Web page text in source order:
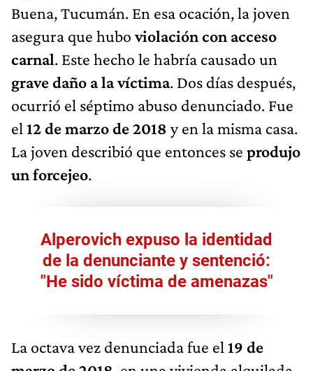
Buena, Tucumán. En esa ocación, la joven
asegura que huboviolación con acceso
carnal. Este hecho le habría causado un
grave daño a la víctima. Dos días después,
ocurrió el séptimo abuso denunciado. Fue
el 12 de marzo de 2018 y en la misma casa.
La joven describió que entonces se produjo
un forcejeo.
Alperovich expuso la identidad
de la denunciante y sentenció:
"He sido víctima de amenazas"
La octava vez denunciada fue el 19 de